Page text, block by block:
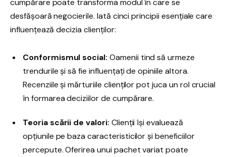
desfășoară negocierile. Iată cinci principii esențiale care
influențează decizia clienților:
Conformismul social: Oamenii tind să urmeze
trendurile și să fie influențați de opiniile altora.
Recenziile și mărturiile clienților pot juca un rol crucial
în formarea deciziilor de cumpărare.
Teoria scării de valori: Clienții își evaluează
opțiunile pe baza caracteristicilor și beneficiilor
percepute. Oferirea unui pachet variat poate